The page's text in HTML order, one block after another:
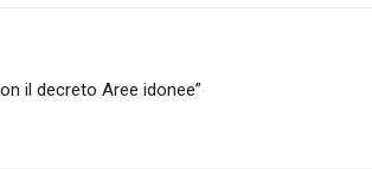
il decreto Aree idonee”